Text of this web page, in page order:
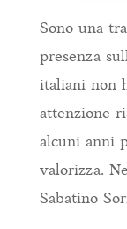
Sono una
presenza
italiani non
attenzione
alcuni anni
valorizza.
Sabatino